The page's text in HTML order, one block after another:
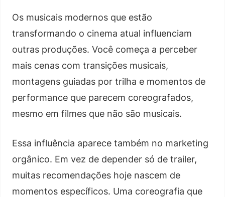
Os musicais modernos que estão
transformando o cinema atual influenciam
outras produções. Você começa a perceber
mais cenas com transições musicais,
montagens guiadas por trilha e momentos de
performance que parecem coreografados,
mesmo em filmes que não são musicais.
Essa influência aparece também no marketing
orgânico. Em vez de depender só de trailer,
muitas recomendações hoje nascem de
momentos específicos. Uma coreografia que